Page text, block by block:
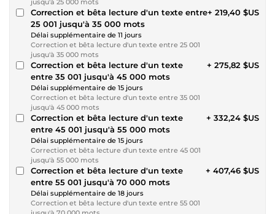
jusqu'à 25 000 mots
Correction et bêta lecture d'un texte entre
25 001 jusqu'à 35 000 mots
Délai supplémentaire de 11 jours
Correction et bêta lecture d'un texte entre 25 001
jusqu'à 35 000 mots
+ 219,40 $US
Correction et bêta lecture d'un texte
entre 35 001 jusqu'à 45 000 mots
Délai supplémentaire de 15 jours
Correction et bêta lecture d'un texte entre 35 001
jusqu'à 45 000 mots
+ 275,82 $US
Correction et bêta lecture d'un texte
entre 45 001 jusqu'à 55 000 mots
Délai supplémentaire de 15 jours
Correction et bêta lecture d'un texte entre 45 001
jusqu'à 55 000 mots
+ 332,24 $US
Correction et bêta lecture d'un texte
entre 55 001 jusqu'à 70 000 mots
Délai supplémentaire de 18 jours
Correction et bêta lecture d'un texte entre 55 001
+ 407,46 $US